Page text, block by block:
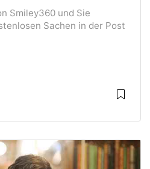
Smiley360 und Sie
Sachen in der Post